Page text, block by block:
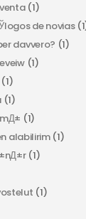
(1)
de novias
davvero? (1)
(1)
(1)
(1)
(1)
alabilirim(1)
(1)
(1)